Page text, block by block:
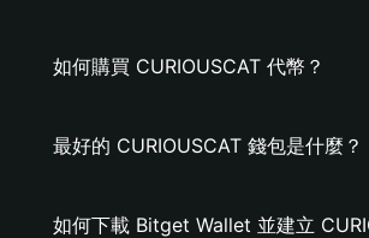
如何購買 CURIOUSCAT 代幣？
最好的 CURIOUSCAT 錢包是什麼？
如何下載 Bitget Wallet 並建立